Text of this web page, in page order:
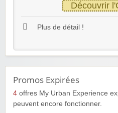
Découvrir
Plus de détail !
Promos Expirées
4 offres My Urban Experience
peuvent encore fonctionner.